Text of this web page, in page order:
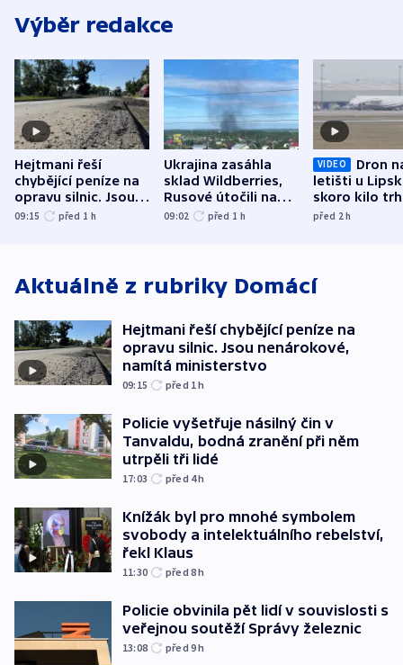
Výběr redakce
Hejtmani řeší
chybějící peníze na
opravu silnic. Jsou
nenárokové, namítá
09:15 před 1 h
Ukrajina zasáhla
sklad Wildberries,
Rusové útočili na
trh, hasiče či
09:02 před 1 h
VIDEO
Dron
letišti u
skoro kilo
indicie
před 2h
Aktuálně z rubriky Domácí
Hejtmani řeší chybějící peníze na
opravu silnic. Jsou nenárokové,
namítá ministerstvo
09:15 před 1h
Policie vyšetřuje násilný čin v
Tanvaldu, bodná zranění při něm
utrpěli tři lidé
17:03 před 4h
Knížák byl pro mnohé symbolem
svobody a intelektuálního rebelství,
řekl Klaus
11:30 před 8h
Policie obvinila pět lidí v souvislosti s
veřejnou soutěží Správy železnic
13:08 před 9h